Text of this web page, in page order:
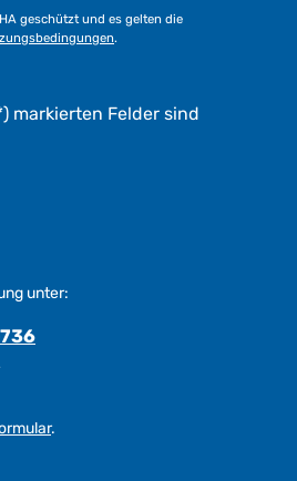
geschützt und es gelten die
.
markierten Felder sind
unter:
.